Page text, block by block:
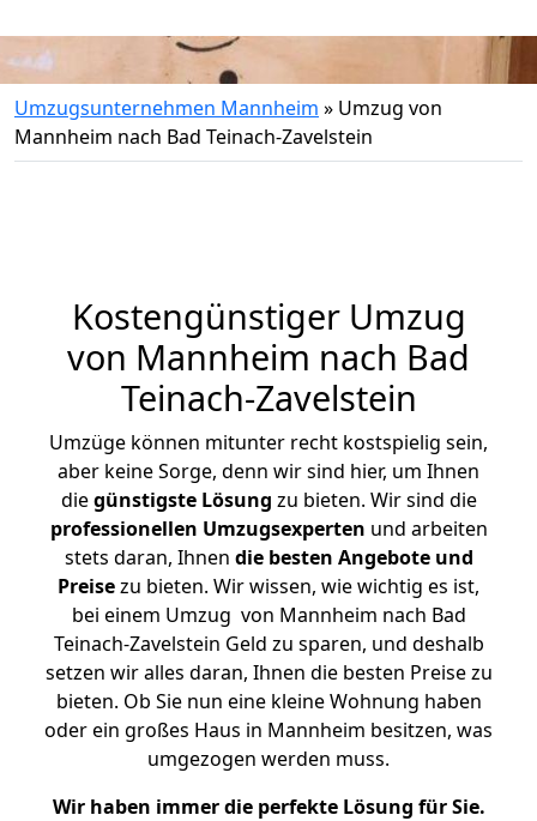
Umzugsunternehmen Mannheim » Umzug von
Mannheim nach Bad Teinach-Zavelstein
Kostengünstiger Umzug
von Mannheim nach Bad
Teinach-Zavelstein
Umzüge können mitunter recht kostspielig sein,
aber keine Sorge, denn wir sind hier, um Ihnen
diegünstigste Lösung zu bieten. Wir sind die
professionellen Umzugsexperten und arbeiten
stets daran, Ihnen die besten Angebote und
Preisezu bieten. Wir wissen, wie wichtig es ist,
bei einem Umzug von Mannheim nach Bad
Teinach-Zavelstein Geld zu sparen, und deshalb
setzen wir alles daran, Ihnen die besten Preise zu
bieten. Ob Sie nun eine kleine Wohnung haben
oder ein großes Haus in Mannheim besitzen, was
umgezogen werden muss.
Wir haben immer die perfekte Lösung für Sie.